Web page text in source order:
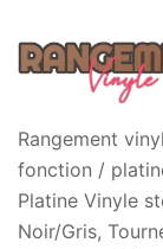
content
Rangement
Rangement
fonction /
Platine Vinyle
Noir/Gris,